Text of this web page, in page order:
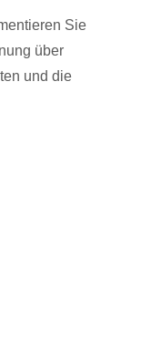
Sie
über
und die